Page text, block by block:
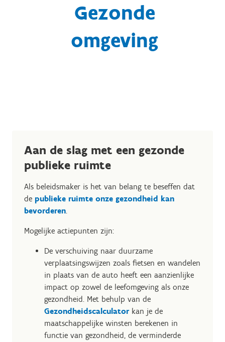
Gezonde
omgeving
Aan de slag met een gezonde
publieke ruimte
Als beleidsmaker is het van belang te beseffen dat
de publieke ruimte onze gezondheid kan
bevorderen.
Mogelijke actiepunten zijn:
De verschuiving naar duurzame
verplaatsingswijzen zoals fietsen en wandelen
in plaats van de auto heeft een aanzienlijke
impact op zowel de leefomgeving als onze
gezondheid. Met behulp van de
Gezondheidscalculatorkan je de
maatschappelijke winsten berekenen in
functie van gezondheid, de verminderde